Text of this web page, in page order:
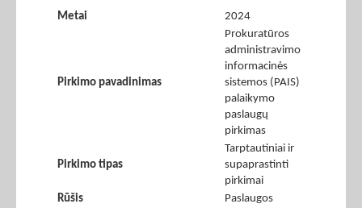
Metai 2024
Pirkimo pavadinimas
Prokuratūros
administravimo
informacinės
sistemos (PAIS)
palaikymo
paslaugų
pirkimas
Pirkimo tipas
Tarptautiniai ir
supaprastinti
pirkimai
Rūšis
Paslaugos